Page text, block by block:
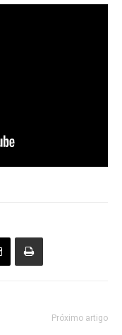
Próximo artigo